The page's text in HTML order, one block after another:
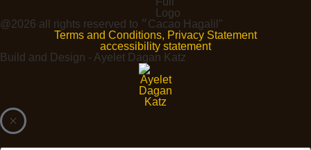
@2026 all rights reserved to ״Cacao Hagalil"
Terms and Conditions, Privacy Statement
accessibility statement
Build and Design - Ayelet Dagan Katz